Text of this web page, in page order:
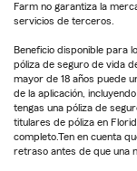
Farm no garantiza la
servicios de terceros.
Beneficio disponible para
póliza de seguro de vida
mayor de 18 años puede
de la aplicación,
tengas una póliza de
titulares de póliza en
completo.Ten en cuenta
retraso antes de que una